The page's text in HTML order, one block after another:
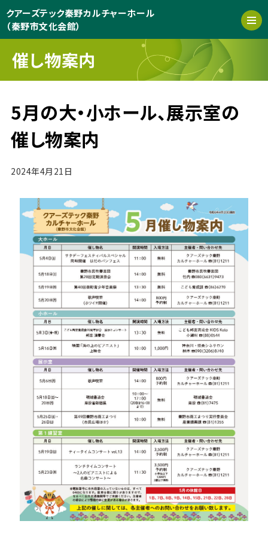
クアーズテック秦野カルチャーホール
（秦野市文化会館）
催し物案内
5月の大・小ホール、展示室の
催し物案内
2024年4月21日